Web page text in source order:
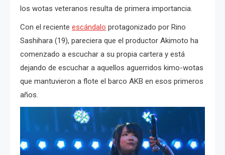
los wotas veteranos resulta de primera importancia.
Con el reciente escándalo protagonizado por Rino
Sashihara (19), pareciera que el productor Akimoto ha
comenzado a escuchar a su propia cartera y está
dejando de escuchar a aquellos aguerridos kimo-wotas
que mantuvieron a flote el barco AKB en esos primeros
años.